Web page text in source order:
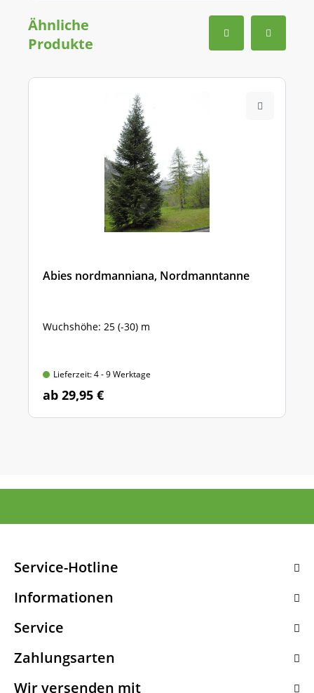
Ähnliche
Produkte
Abies nordmanniana, Nordmanntanne
Wuchshöhe: 25 (-30) m
Lieferzeit: 4 - 9 Werktage
ab 29,95 €
Service-Hotline
Informationen
Service
Zahlungsarten
Wir versenden mit